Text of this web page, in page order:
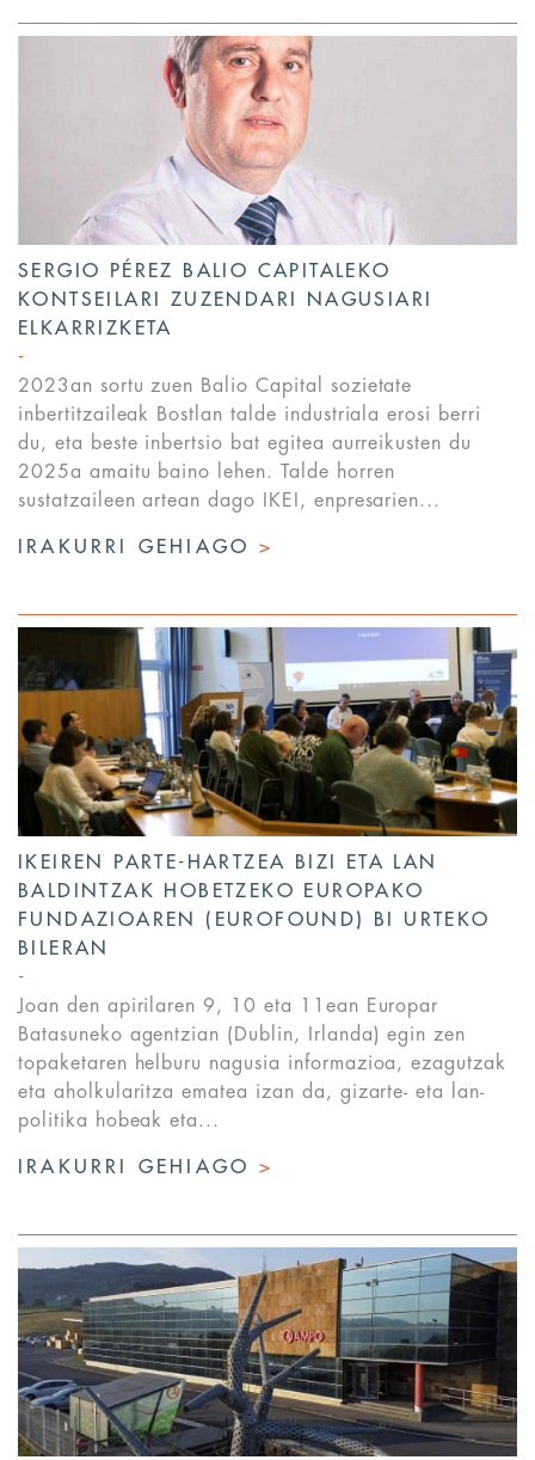
SERGIO PÉREZ BALIO CAPITALEKO
KONTSEILARI ZUZENDARI NAGUSIARI
ELKARRIZKETA
2023an sortu zuen Balio Capital sozietate
inbertitzaileak Bostlan talde industriala erosi berri
du, eta beste inbertsio bat egitea aurreikusten du
2025a amaitu baino lehen. Talde horren
sustatzaileen artean dago IKEI, enpresarien...
IRAKURRI GEHIAGO>
IKEIREN PARTE-HARTZEA BIZI ETA LAN
BALDINTZAK HOBETZEKO EUROPAKO
FUNDAZIOAREN (EUROFOUND) BI URTEKO
BILERAN
Joan den apirilaren 9, 10 eta 11ean Europar
Batasuneko agentzian (Dublin, Irlanda) egin zen
topaketaren helburu nagusia informazioa, ezagutzak
eta aholkularitza ematea izan da, gizarte- eta lan-
politika hobeak eta...
IRAKURRI GEHIAGO>